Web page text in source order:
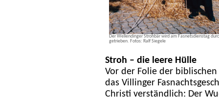
Der Wellendinger Strohbär wird am Fasnetsdienstag
getrieben. Fotos: Ralf Siegele
Stroh – die leere Hülle
Vor der Folie der
das Villinger
Christi verständlich: Der